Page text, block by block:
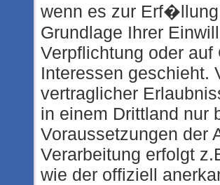
wenn es zur
Grundlage Ihrer
Verpflichtung oder
Interessen geschieht.
vertraglicher
in einem Drittland nur
Voraussetzungen der
Verarbeitung erfolgt
wie der offiziell